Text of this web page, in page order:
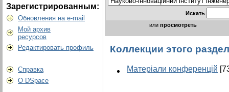
Зарегистрированным:
Обновления на e-mail
Мой архив
ресурсов
Редактировать профиль
Справка
О DSpace
Искать
или просмотреть
Коллекции этого
Матеріали конференцій